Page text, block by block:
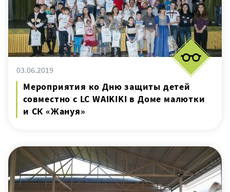
03.06.2019
Мероприятия ко Дню защиты детей
совместно с LC WAIKIKI в Доме малютки
и СК «Жануя»